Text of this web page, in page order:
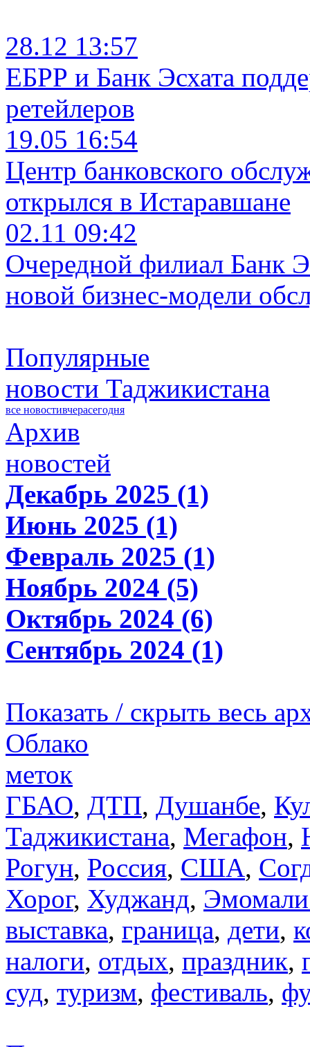
28.12 13:57
ЕБРР и Банк Эсхата
ретейлеров
19.05 16:54
Центр банковского
открылся в Истаравшане
02.11 09:42
Очередной филиал Банк
новой бизнес-модели
Популярные
новости Таджикистана
все новостивчерасегодня
Архив
новостей
Декабрь 2025 (1)
Июнь 2025 (1)
Февраль 2025 (1)
Ноябрь 2024 (5)
Октябрь 2024 (6)
Сентябрь 2024 (1)
Показать / скрыть весь
Облако
меток
ГБАО, ДТП, Душанбе,
Таджикистана, Мегафон,
Рогун, Россия, США,
Хорог, Худжанд,
выставка, граница, дети,
налоги, отдых, праздник,
суд, туризм, фестиваль,